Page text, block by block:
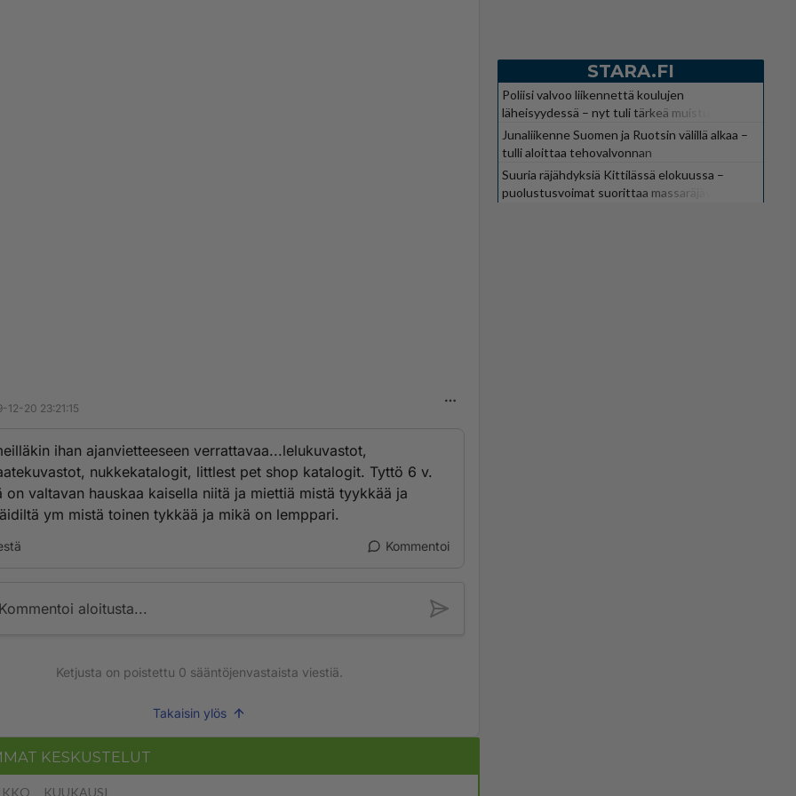
12-20 23:21:15
ihan ajanvietteeseen verrattavaa...lelukuvastot,
nukkekatalogit, littlest pet shop katalogit. Tyttö 6 v.
on valtavan hauskaa kaisella niitä ja miettiä mistä tyykkää ja
ym mistä toinen tykkää ja mikä on lemppari.
Kommentoi
aloitusta...
Ketjusta on poistettu 0 sääntöjenvastaista viestiä.
Takaisin ylös
KESKUSTELUT
KUUKAUSI
STARA.FI
Poliisi valvoo liikennettä koulujen
läheisyydessä – nyt tuli tärkeä muistutus
Junaliikenne Suomen ja Ruotsin välillä alkaa –
tulli aloittaa tehovalvonnan
Suuria räjähdyksiä Kittilässä elokuussa –
puolustusvoimat suorittaa massaräjäytyksiä